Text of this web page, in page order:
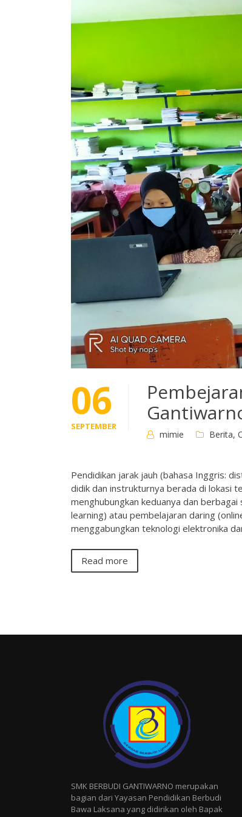
06
SEPTEMBER
mimie Berita,
Pendidikan jarak jauh (bahasa Inggris:
didik dan instrukturnya berada di lokasi
menghubungkan keduanya dan
learning) atau pembelajaran daring
menggabungkan teknologi elektronika
Read more
SMK BERBUDI GANTIWARNO merupakan
bagian dari Yayasan Pendidikan Berbudi
Bawa Laksana yang didirikan oleh Bapak